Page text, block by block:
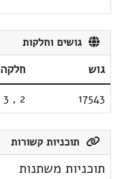
גושים וחלקות
גוש
חלקה
17543
2
,
3
תוכניות קשורות
תוכניות משתנות